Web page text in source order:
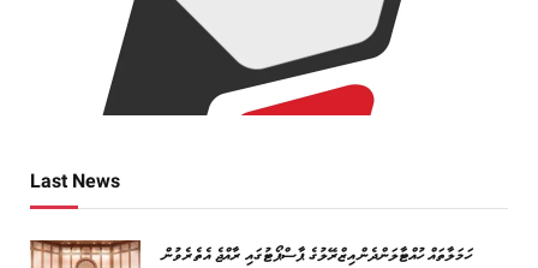
Last News
ހަމަލާތައް ހުއްޓާލަންދެން އިޒްރޭލުގެ ޕާސްޕޯޓުގައި ރާއްޖެ އެތެރެވުން